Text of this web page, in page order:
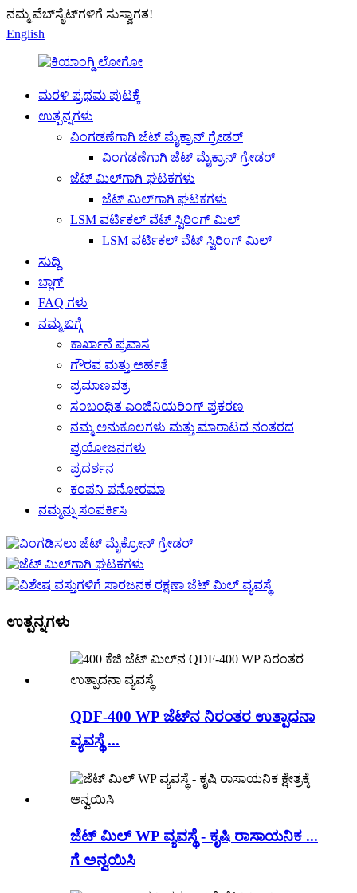
ನಮ್ಮ ವೆಬ್‌ಸೈಟ್‌ಗಳಿಗೆ ಸುಸ್ವಾಗತ!
English
ಮರಳಿ ಪ್ರಥಮ ಪುಟಕ್ಕೆ
ಉತ್ಪನ್ನಗಳು
ವಿಂಗಡಣೆಗಾಗಿ ಜೆಟ್ ಮೈಕ್ರಾನ್ ಗ್ರೇಡರ್
ವಿಂಗಡಣೆಗಾಗಿ ಜೆಟ್ ಮೈಕ್ರಾನ್ ಗ್ರೇಡರ್
ಜೆಟ್ ಮಿಲ್‌ಗಾಗಿ ಘಟಕಗಳು
ಜೆಟ್ ಮಿಲ್‌ಗಾಗಿ ಘಟಕಗಳು
LSM ವರ್ಟಿಕಲ್ ವೆಟ್ ಸ್ಟಿರಿಂಗ್ ಮಿಲ್
LSM ವರ್ಟಿಕಲ್ ವೆಟ್ ಸ್ಟಿರಿಂಗ್ ಮಿಲ್
ಸುದ್ದಿ
ಬ್ಲಾಗ್
FAQ ಗಳು
ನಮ್ಮ ಬಗ್ಗೆ
ಕಾರ್ಖಾನೆ ಪ್ರವಾಸ
ಗೌರವ ಮತ್ತು ಅರ್ಹತೆ
ಪ್ರಮಾಣಪತ್ರ
ಸಂಬಂಧಿತ ಎಂಜಿನಿಯರಿಂಗ್ ಪ್ರಕರಣ
ನಮ್ಮ ಅನುಕೂಲಗಳು ಮತ್ತು ಮಾರಾಟದ ನಂತರದ
ಪ್ರಯೋಜನಗಳು
ಪ್ರದರ್ಶನ
ಕಂಪನಿ ಪನೋರಮಾ
ನಮ್ಮನ್ನು ಸಂಪರ್ಕಿಸಿ
ಉತ್ಪನ್ನಗಳು
QDF-400 WP ಜೆಟ್‌ನ ನಿರಂತರ ಉತ್ಪಾದನಾ
ವ್ಯವಸ್ಥೆ ...
ಜೆಟ್ ಮಿಲ್ WP ವ್ಯವಸ್ಥೆ - ಕೃಷಿ ರಾಸಾಯನಿಕ ...
ಗೆ ಅನ್ವಯಿಸಿ